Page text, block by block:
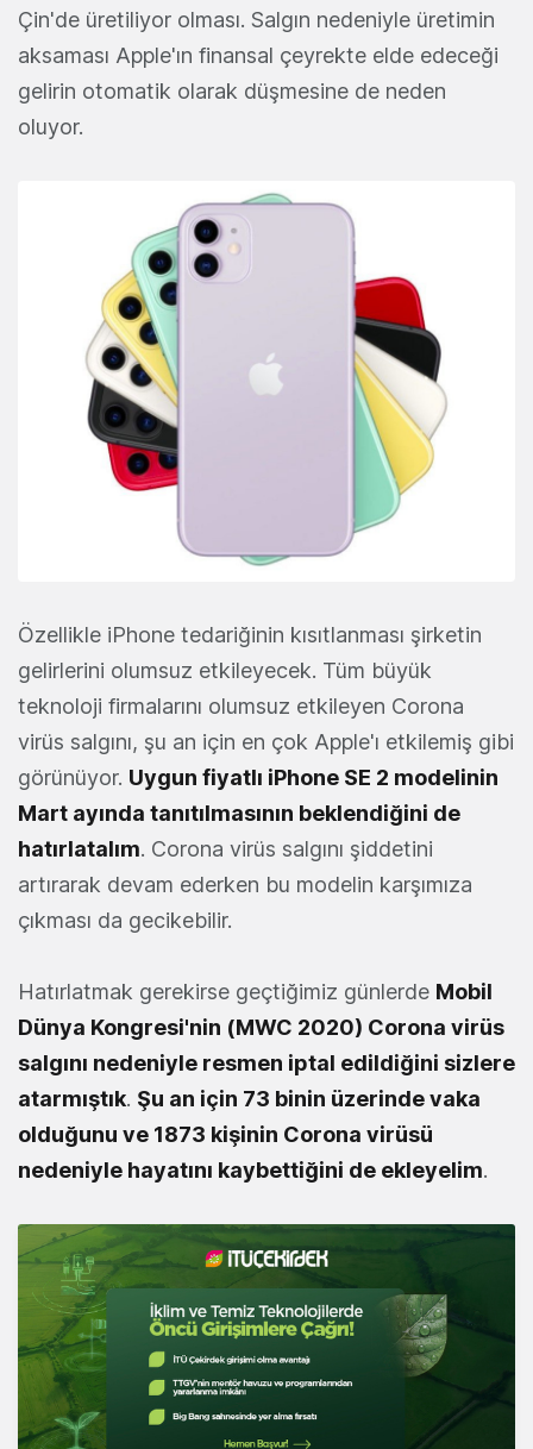
Çin'de üretiliyor olması. Salgın nedeniyle üretimin
aksaması Apple'ın finansal çeyrekte elde edeceği
gelirin otomatik olarak düşmesine de neden
oluyor.
Özellikle iPhone tedariğinin kısıtlanması şirketin
gelirlerini olumsuz etkileyecek. Tüm büyük
teknoloji firmalarını olumsuz etkileyen Corona
virüs salgını, şu an için en çok Apple'ı etkilemiş gibi
görünüyor. Uygun fiyatlı iPhone SE 2 modelinin
Mart ayında tanıtılmasının beklendiğini de
hatırlatalım. Corona virüs salgını şiddetini
artırarak devam ederken bu modelin karşımıza
çıkması da gecikebilir.
Hatırlatmak gerekirse geçtiğimiz günlerde Mobil
Dünya Kongresi'nin (MWC 2020) Corona virüs
salgını nedeniyle resmen iptal edildiğini sizlere
atarmıştık. Şu an için 73 binin üzerinde vaka
olduğunu ve 1873 kişinin Corona virüsü
nedeniyle hayatını kaybettiğini de ekleyelim.